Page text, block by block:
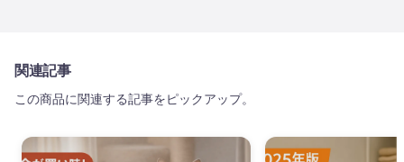
関連記事
この商品に関連する記事をピックアップ。